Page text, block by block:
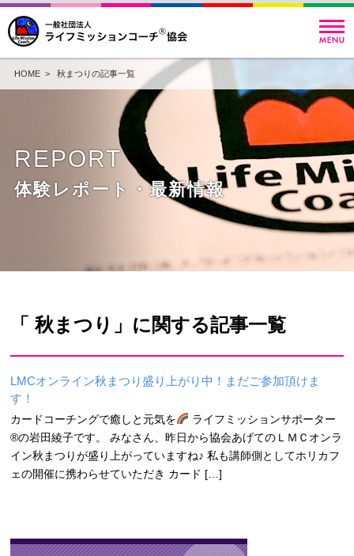
HOME> 秋まつりの記事一覧
REPORT
体験レポート・最新情報
「 秋まつり」に関する記事一覧
LMCオンライン秋まつり盛り上がり中！まだご参加頂けま
す！
カードコーチングで癒しと元気を
ライフミッションサポーター
®の岩田綾子です。 みなさん、昨日から協会あげてのＬＭＣオンラ
イン秋まつりが盛り上がっていますね♪ 私も講師側としてホリカフ
ェの開催に携わらせていただき カード […]